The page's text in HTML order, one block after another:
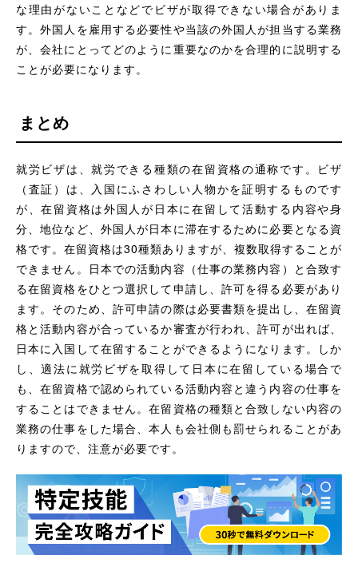
な理由がないことなどでビザが取得できない場合がありま
す。外国人を雇用する必要性や当該の外国人が担当する業務
が、会社にとってどのように重要なのかを合理的に説明する
ことが必要になります。
まとめ
就労ビザは、就労できる種類の在留資格の通称です。ビザ
（査証）は、入国にふさわしい人物かを証明するものです
が、在留資格は外国人が日本に在留して活動する内容や身
分、地位など、外国人が日本に滞在するために必要となる資
格です。在留資格は30種類ありますが、複数取得することが
できません。日本での活動内容（仕事の業務内容）と合致す
る在留資格をひとつ選択して申請し、許可を得る必要があり
ます。そのため、許可申請の際は必要書類を提出し、在留資
格と活動内容が合っているか審査が行われ、許可が出れば、
日本に入国して在留することができるようになります。しか
し、適法に就労ビザを取得して日本に在留している場合で
も、在留資格で認められている活動内容と違う内容の仕事を
することはできません。在留資格の種類と合致しない内容の
業務の仕事をした場合、本人も会社側も罰せられることがあ
りますので、注意が必要です。